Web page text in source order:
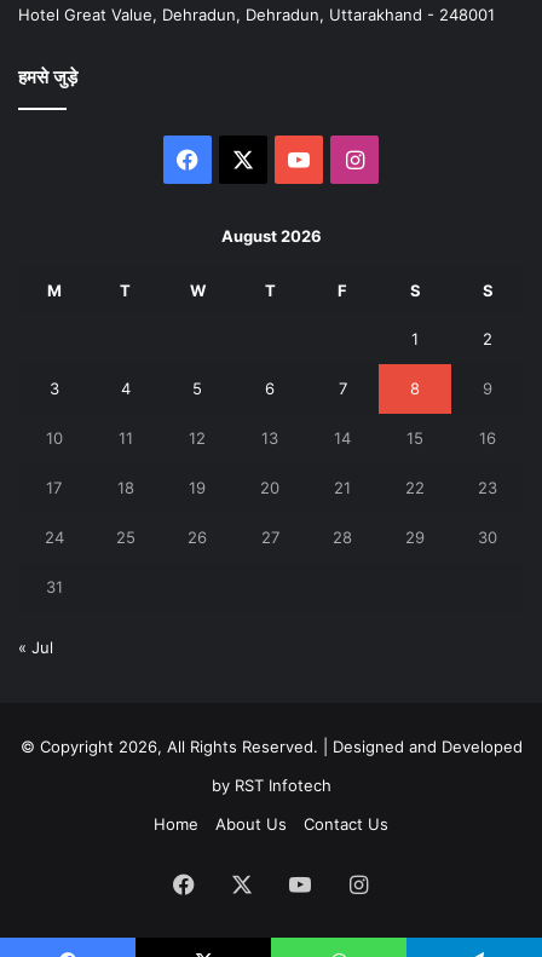
Hotel Great Value, Dehradun, Dehradun, Uttarakhand - 248001
हमसे जुड़े
Facebook YouTubeInstagram
August 2026
M T W T F S S
1 2
3 4 5 6 7 8 9
10 11 12 13 14 15 16
17 18 19 20 21 22 23
24 25 26 27 28 29 30
31
« Jul
© Copyright 2026, All Rights Reserved. | Designed and Developed
byRST Infotech
Home
About Us Contact Us
Facebook YouTubeInstagram